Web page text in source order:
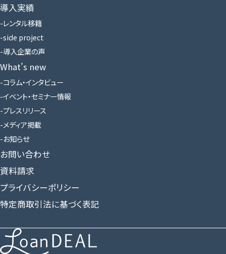
導入実績
レンタル移籍
side project
導入企業の声
What’s new
コラム・インタビュー
イベント・セミナー情報
プレスリリース
メディア掲載
お知らせ
お問い合わせ
資料請求
プライバシーポリシー
特定商取引法に基づく表記